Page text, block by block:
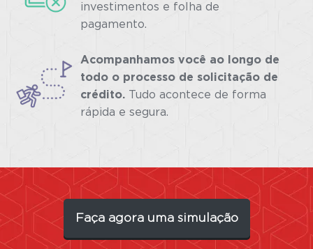
investimentos e folha de
pagamento.
Acompanhamos você ao longo de
todo o processo de solicitação de
crédito. Tudo acontece de forma
rápida e segura.
Faça agora uma simulação